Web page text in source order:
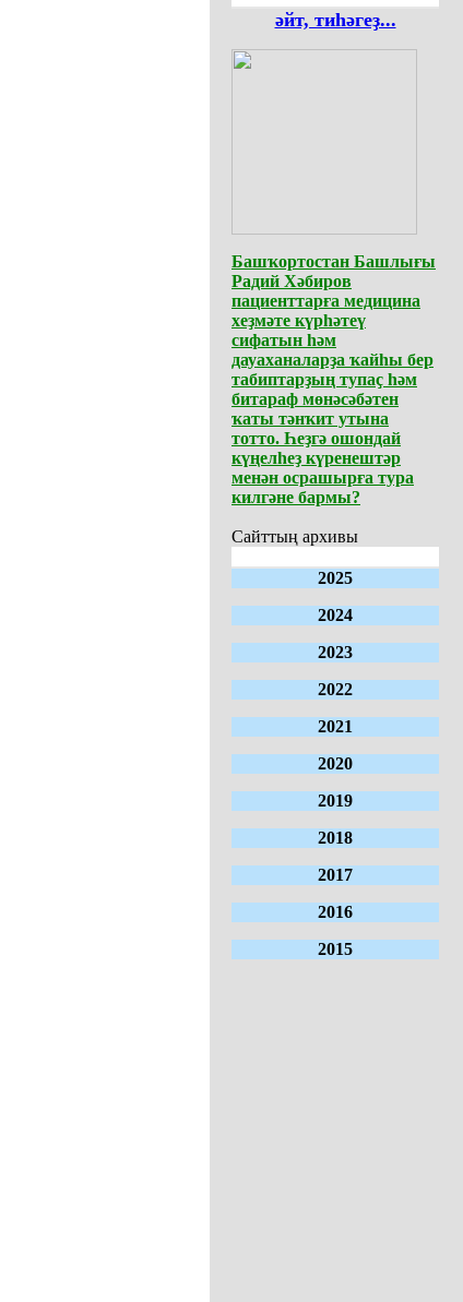
әйт, тиһәгеҙ...
Башҡортостан Башлығы
Радий Хәбиров
пациенттарға медицина
хеҙмәте күрһәтеү
сифатын һәм
дауаханаларҙа ҡайһы бер
табиптарҙың тупаҫ һәм
битараф мөнәсәбәтен
ҡаты тәнҡит утына
тотто. Һеҙгә ошондай
күңелһеҙ күренештәр
менән осрашырға тура
килгәне бармы?
Сайттың архивы
2025
2024
2023
2022
2021
2020
2019
2018
2017
2016
2015